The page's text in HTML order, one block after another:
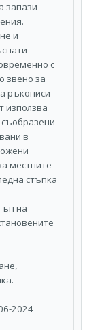
запази
и
с
звено за
ръкописи
използва
в
местните
стъпка
на
2024